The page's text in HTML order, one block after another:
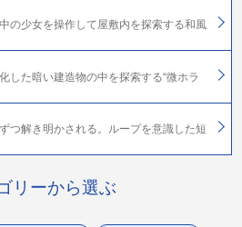
の少女を操作して屋敷内を探索する和風
した暗い建造物の中を探索する“微ホラ
つ解き明かされる。ループを意識した短
リーから選ぶ